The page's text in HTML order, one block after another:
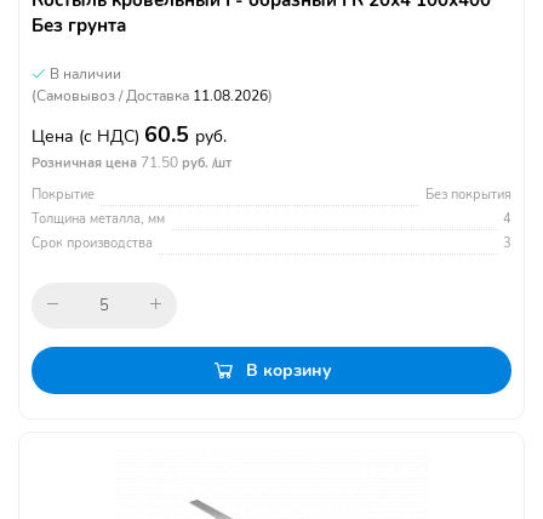
Без грунта
В наличии
(Самовывоз / Доставка 11.08.2026)
Цена (с НДС) 60.5 руб.
Розничная цена 71.50 руб. /шт
Покрытие
Без покрытия
Толщина металла, мм
4
Срок производства
3
В корзину